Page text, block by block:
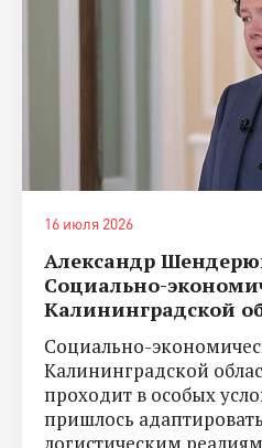
16 июля 2026
Александр
Социально-
Калининградской
Социально-
Калининградской
проходит в особых
пришлось
логистическим